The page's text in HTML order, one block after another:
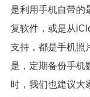
是利用手机自带的
复软件，或是从
支持，都是手机照
是，定期备份手机
时，我们也建议大